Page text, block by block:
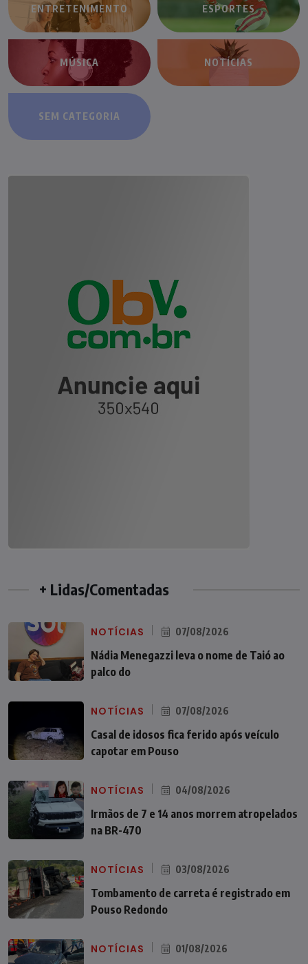
ENTRETENIMENTO ESPORTES
MÚSICA NOTÍCIAS
SEM CATEGORIA
+ Lidas/Comentadas
NOTÍCIAS 07/08/2026
Nádia Menegazzi leva o nome de Taió ao
palco do
NOTÍCIAS 07/08/2026
Casal de idosos fica ferido após veículo
capotar em Pouso
NOTÍCIAS 04/08/2026
Irmãos de 7 e 14 anos morrem atropelados
na BR-470
NOTÍCIAS 03/08/2026
Tombamento de carreta é registrado em
Pouso Redondo
NOTÍCIAS 01/08/2026